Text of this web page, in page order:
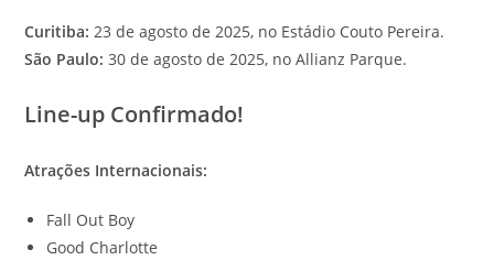
Curitiba: 23 de agosto de 2025, no Estádio Couto Pereira.
São Paulo: 30 de agosto de 2025, no Allianz Parque.
Line-up Confirmado!
Atrações Internacionais:
Fall Out Boy
Good Charlotte